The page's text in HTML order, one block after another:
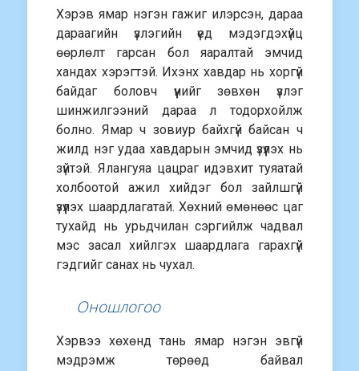
Хэрэв ямар нэгэн гажиг илэрсэн, дараа
дараагийн үзлэгийн үед мэдэгдэхүйц
өөрлөлт гарсан бол яаралтай эмчид
хандах хэрэгтэй. Ихэнх хавдар нь хоргүй
байдаг боловч үүнийг зөвхөн үзлэг
шинжилгээний дараа л тодорхойлж
болно. Ямар ч зовиур байхгүй байсан ч
жилд нэг удаа хавдарын эмчид үзүүлэх нь
зүйтэй. Ялангуяа цацраг идэвхит туяатай
холбоотой ажил хийдэг бол зайлшгүй
үзүүлэх шаардлагатай. Хөхний өмөнөөс цаг
тухайд нь урьдчилан сэргийлж чадвал
мэс засал хийлгэх шаардлага гарахгүй
гэдгийг санах нь чухал.
Оношлогоо
Хэрвээ хөхөнд тань ямар нэгэн эвгүй
мэдрэмж төрөөд байвал